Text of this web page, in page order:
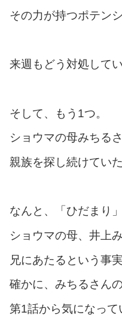
その力が持つポテン
来週もどう対処して
そして、もう1つ。
ショウマの母みちる
親族を探し続けてい
なんと、「ひだまり
ショウマの母、井上
兄にあたるという事
確かに、みちるさん
第1話から気になって